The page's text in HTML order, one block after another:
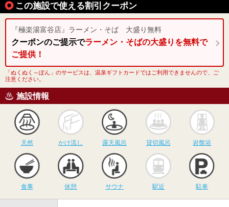
この施設で使える割引クーポン
『極楽湯富谷店』ラーメン・そば 大盛り無料
クーポンのご提示でラーメン・そばの大盛りを無料で
ご提供！
「ぬくぬく～ぽん」のサービスは、温泉ギフトカードではご利用できませんので、ご
注意ください。
施設情報
天然
かけ流し
かけ流し
露天風呂
露天風呂
貸切風呂
貸切風呂 岩盤浴
食事 休憩
サウナ
サウナ 駅近 駐車